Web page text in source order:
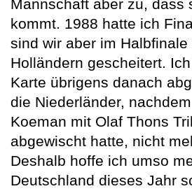
Mannschaft aber zu, dass
kommt. 1988 hatte ich
sind wir aber im Halbfinale
Holländern gescheitert.
Karte übrigens danach
die Niederländer,
Koeman mit Olaf Thons
abgewischt hatte, nicht
Deshalb hoffe ich umso
Deutschland dieses Jahr